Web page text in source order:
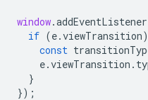
window.addEventListener
if (e.viewTransition)
const
e.viewTransition .
}
});